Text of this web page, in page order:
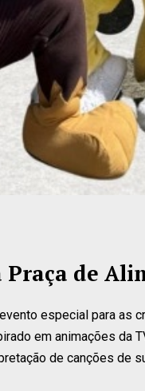
de
especial para as
em animações da
de canções de